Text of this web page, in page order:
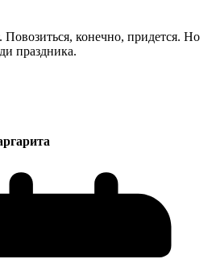
конечно, придется. Но
праздника.